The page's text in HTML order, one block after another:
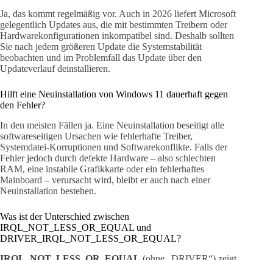
Ja, das kommt regelmäßig vor. Auch in 2026 liefert Microsoft
gelegentlich Updates aus, die mit bestimmten Treibern oder
Hardwarekonfigurationen inkompatibel sind. Deshalb sollten
Sie nach jedem größeren Update die Systemstabilität
beobachten und im Problemfall das Update über den
Updateverlauf deinstallieren.
Hilft eine Neuinstallation von Windows 11 dauerhaft gegen
den Fehler?
In den meisten Fällen ja. Eine Neuinstallation beseitigt alle
softwareseitigen Ursachen wie fehlerhafte Treiber,
Systemdatei-Korruptionen und Softwarekonflikte. Falls der
Fehler jedoch durch defekte Hardware – also schlechten
RAM, eine instabile Grafikkarte oder ein fehlerhaftes
Mainboard – verursacht wird, bleibt er auch nach einer
Neuinstallation bestehen.
Was ist der Unterschied zwischen
IRQL_NOT_LESS_OR_EQUAL und
DRIVER_IRQL_NOT_LESS_OR_EQUAL?